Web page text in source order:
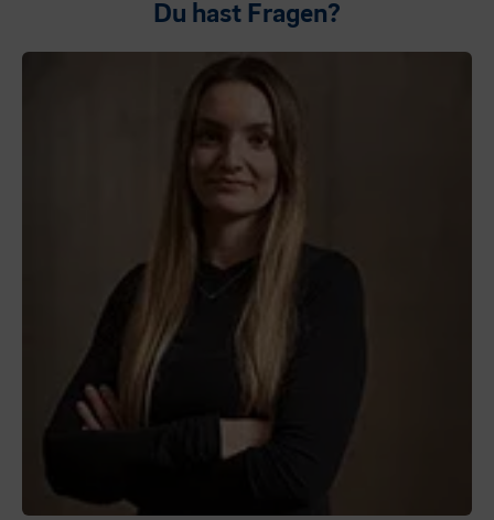
Du hast Fragen?